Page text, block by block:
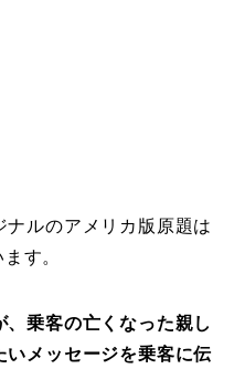
ナルのアメリカ版原題は
す。
乗客の亡くなった親し
いメッセージを乗客に伝